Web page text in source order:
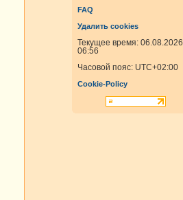
FAQ
Удалить cookies
Текущее время: 06.08.2026
06:56
Часовой пояс: UTC+02:00
Cookie-Policy